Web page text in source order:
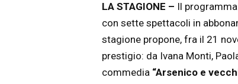
LA STAGIONE – Il
con sette spettacoli in
stagione propone, fra il 21
prestigio: da Ivana Monti,
commedia “Arsenico e